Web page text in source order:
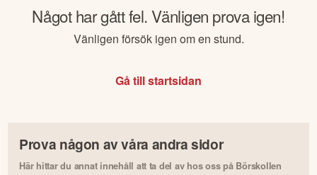
Något har gått fel. Vänligen prova igen!
Vänligen försök igen om en stund.
Gå till startsidan
Prova någon av våra andra sidor
Här hittar du annat innehåll att ta del av hos oss på Börskollen